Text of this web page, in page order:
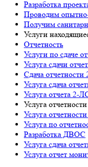
Разработка
Проводим
Получим
Услуги
Отчетность
Услуги по сдаче
Услуга сдачи
Сдача
Услуга сдача
Услуга отчета 2-
Услуга
Услуга
Услуга по
Разработка ДВОС
Услуга сдача
Услуга отчет